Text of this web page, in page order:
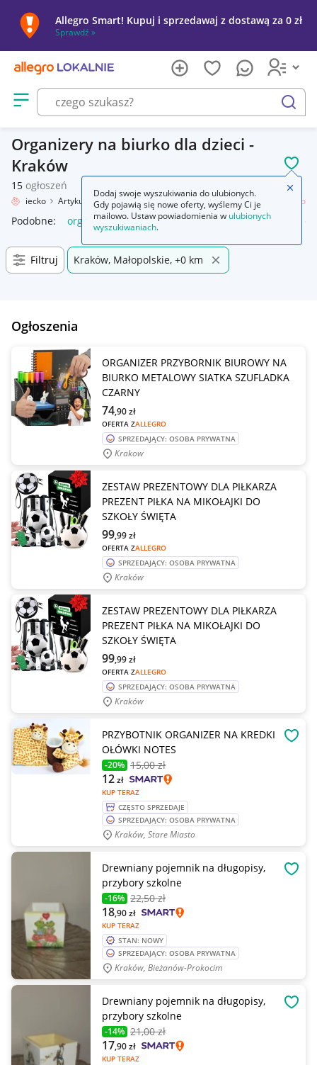
Allegro Smart! Kupuj i sprzedawaj z dostawą za 0 zł
Sprawdź »
Otwórz menu z kategoriami
szukaj
Organizery na biurko dla dzieci -
Kraków
15 ogłoszeń
Dziecko Artykuły szkolne Przybory do pisania Organizery na biurko
Podobne: organizer na biurko półka organizer na biurko
Filtruj Kraków, Małopolskie, +0 km
Ogłoszenia
ORGANIZER PRZYBORNIK BIUROWY NA
BIURKO METALOWY SIATKA SZUFLADKA
CZARNY
OFERTA ZALLEGRO
74,90zł
SPRZEDAJĄCY: OSOBA PRYWATNA
Krakow
ZESTAW PREZENTOWY DLA PIŁKARZA
PREZENT PIŁKA NA MIKOŁAJKI DO
SZKOŁY ŚWIĘTA
OFERTA ZALLEGRO
99,99zł
SPRZEDAJĄCY: OSOBA PRYWATNA
Kraków
ZESTAW PREZENTOWY DLA PIŁKARZA
PREZENT PIŁKA NA MIKOŁAJKI DO
SZKOŁY ŚWIĘTA
OFERTA ZALLEGRO
99,99zł
SPRZEDAJĄCY: OSOBA PRYWATNA
Kraków
PRZYBOTNIK ORGANIZER NA KREDKI
OŁÓWKI NOTES
-20% 15,00 zł
KUP TERAZ
12zł
CZĘSTO SPRZEDAJE
SPRZEDAJĄCY: OSOBA PRYWATNA
Kraków, Stare Miasto
Drewniany pojemnik na długopisy,
przybory szkolne
-16% 22,50 zł
KUP TERAZ
18,90zł
STAN: NOWY
SPRZEDAJĄCY: OSOBA PRYWATNA
Kraków, Bieżanów-Prokocim
Drewniany pojemnik na długopisy,
przybory szkolne
-14% 21,00 zł
KUP TERAZ
17,90zł
Dodaj swoje wyszukiwania do ulubionych.
Gdy pojawią się nowe oferty, wyślemy Ci je
mailowo. Ustaw powiadomienia w ulubionych
wyszukiwaniach.